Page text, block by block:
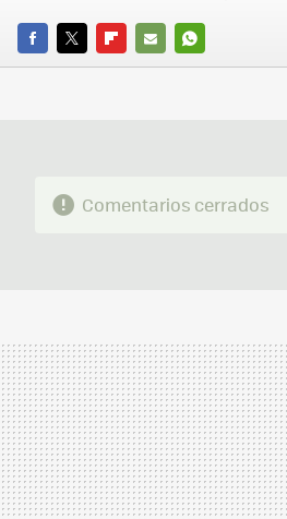
FACEBOOK
TWITTERFLIPBOARD
E-
WHATSAPP
Comentarios cerrados